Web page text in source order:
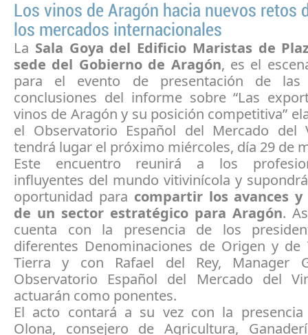
Los vinos de Aragón hacia nuevos retos
los mercados internacionales
La Sala Goya del Edificio Maristas de
sede del Gobierno de Aragón, es el
para el evento de presentación de las
conclusiones del informe sobre “Las
vinos de Aragón y su posición competitiva”
el Observatorio Español del Mercado del
tendrá lugar el próximo miércoles, día 29 de
Este encuentro reunirá a los
influyentes del mundo vitivinícola y
oportunidad para compartir los avances
de un sector estratégico para Aragón.
cuenta con la presencia de los
diferentes Denominaciones de Origen y de
Tierra y con Rafael del Rey, Manager
Observatorio Español del Mercado del
actuarán como ponentes.
El acto contará a su vez con la presencia
Olona, consejero de Agricultura,